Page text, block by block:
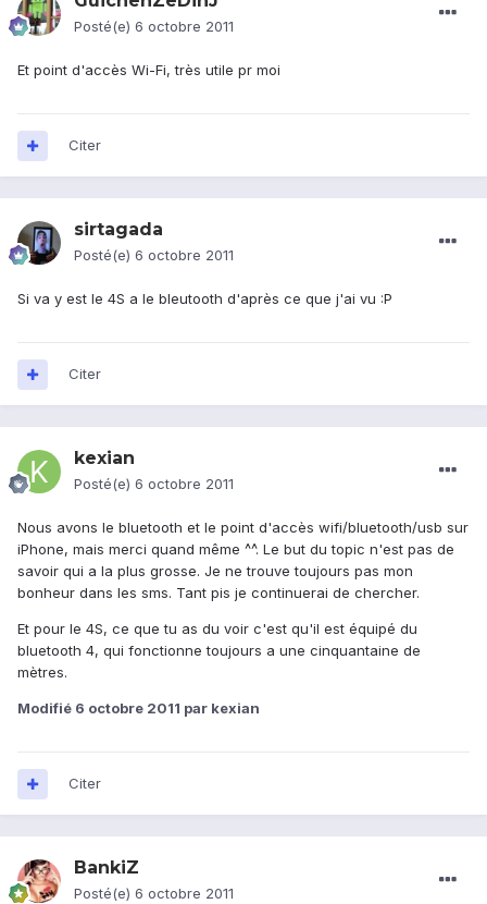
Posté(e) 6 octobre 2011
Et point d'accès Wi-Fi, très utile pr moi
Citer
sirtagada
Posté(e) 6 octobre 2011
Si va y est le 4S a le bleutooth d'après ce que j'ai vu :P
Citer
kexian
Posté(e) 6 octobre 2011
Nous avons le bluetooth et le point d'accès wifi/bluetooth/usb sur
iPhone, mais merci quand même ^^. Le but du topic n'est pas de
savoir qui a la plus grosse. Je ne trouve toujours pas mon
bonheur dans les sms. Tant pis je continuerai de chercher.
Et pour le 4S, ce que tu as du voir c'est qu'il est équipé du
bluetooth 4, qui fonctionne toujours a une cinquantaine de
mètres.
Modifié 6 octobre 2011 par kexian
Citer
BankiZ
Posté(e) 6 octobre 2011